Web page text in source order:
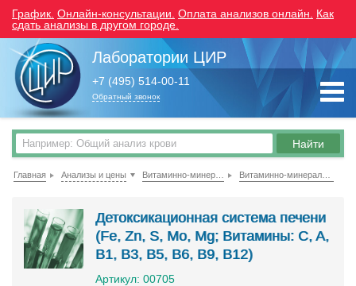
График. Онлайн-консультации. Оплата анализов онлайн.
Как
сдать анализы в другом городе.
Лаборатории ЦИР
+7 (495) 514-00-11
Обратный звонок
Главная Анализы и цены
Детоксикационная система печени
(Fe, Zn, S, Mо, Mg; Витамины: C, A,
B1, B3, B5, B6, B9, B12)
Артикул: 00705